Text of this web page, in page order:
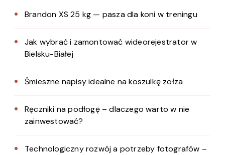
Brandon XS 25 kg — pasza dla koni w treningu
Jak wybrać i zamontować wideorejestrator w
Bielsku-Białej
Śmieszne napisy idealne na koszulkę zołza
Ręczniki na podłogę – dlaczego warto w nie
zainwestować?
Technologiczny rozwój a potrzeby fotografów –